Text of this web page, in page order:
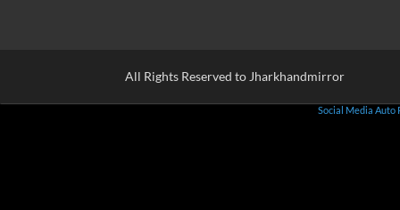
All Rights Reserved to Jharkhandmirror
Social Media Auto